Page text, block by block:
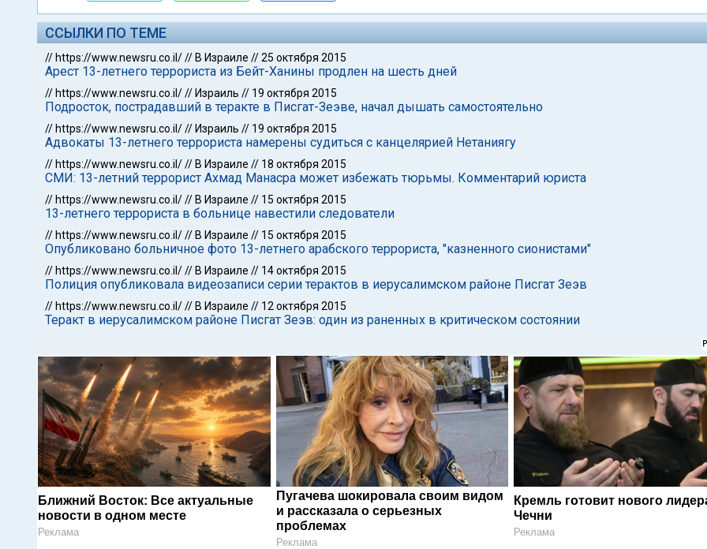
ССЫЛКИ ПО ТЕМЕ
// https://www.newsru.co.il/// В Израиле //25 октября 2015
Арест 13-летнего террориста из Бейт-Ханины продлен на шесть дней
// https://www.newsru.co.il/// Израиль // 19 октября 2015
Подросток, пострадавший в теракте в Писгат-Зеэве, начал дышать самостоятельно
// https://www.newsru.co.il/// Израиль // 19 октября 2015
Адвокаты 13-летнего террориста намерены судиться с канцелярией Нетаниягу
// https://www.newsru.co.il/// В Израиле // 18 октября 2015
СМИ: 13-летний террорист Ахмад Манасра может избежать тюрьмы. Комментарий юриста
// https://www.newsru.co.il/// В Израиле // 15 октября 2015
13-летнего террориста в больнице навестили следователи
// https://www.newsru.co.il/// В Израиле // 15 октября 2015
Опубликовано больничное фото 13-летнего арабского террориста, "казненного сионистами"
// https://www.newsru.co.il/// В Израиле // 14 октября 2015
Полиция опубликовала видеозаписи серии терактов в иерусалимском районе Писгат Зеэв
// https://www.newsru.co.il/// В Израиле // 12 октября 2015
Теракт в иерусалимском районе Писгат Зеэв: один из раненных в критическом состоянии
Ближний Восток: Все актуальные
новости в одном месте
Реклама
Пугачева шокировала своим видом
и рассказала о серьезных
проблемах
Реклама
Кремль готовит нового
Чечни
Реклама